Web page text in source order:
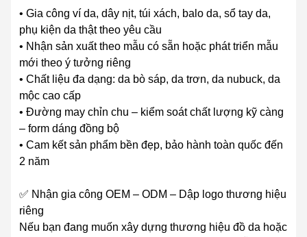
• Gia công ví da, dây nịt, túi xách, balo da, sổ tay da,
phụ kiện da thật theo yêu cầu
• Nhận sản xuất theo mẫu có sẵn hoặc phát triển mẫu
mới theo ý tưởng riêng
• Chất liệu đa dạng: da bò sáp, da trơn, da nubuck, da
mộc cao cấp
• Đường may chỉn chu – kiểm soát chất lượng kỹ càng
– form dáng đồng bộ
• Cam kết sản phẩm bền đẹp, bảo hành toàn quốc đến
2 năm
✅ Nhận gia công OEM – ODM – Dập logo thương hiệu
riêng
Nếu bạn đang muốn xây dựng thương hiệu đồ da hoặc